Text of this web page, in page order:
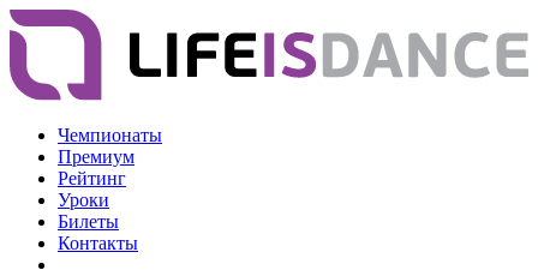
Чемпионаты
Премиум
Рейтинг
Уроки
Билеты
Контакты